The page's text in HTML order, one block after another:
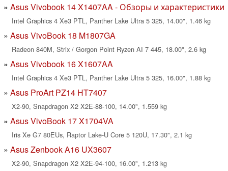
Asus Vivobook 14 X1407AA - Обзоры и характеристики
Intel Graphics 4 Xe3 PTL, Panther Lake Ultra 5 325, 14.00", 1.46 kg
Asus VivoBook 18 M1807GA
Radeon 840M, Strix / Gorgon Point Ryzen AI 7 445, 18.00", 2.6 kg
Asus Vivobook 16 X1607AA
Intel Graphics 4 Xe3 PTL, Panther Lake Ultra 5 325, 16.00", 1.88 kg
Asus ProArt PZ14 HT7407
X2-90, Snapdragon X2 X2E-88-100, 14.00", 1.559 kg
Asus VivoBook 17 X1704VA
Iris Xe G7 80EUs, Raptor Lake-U Core 5 120U, 17.30", 2.1 kg
Asus Zenbook A16 UX3607
X2-90, Snapdragon X2 X2E-94-100, 16.00", 1.213 kg